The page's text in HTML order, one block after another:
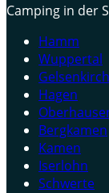
Camping in der
Hamm
Wuppertal
Hagen
Bergkamen
Kamen
Iserlohn
Schwerte